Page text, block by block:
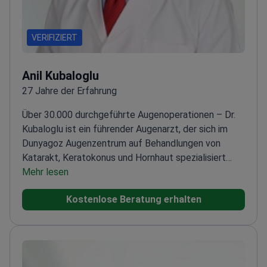
VERIFIZIERT
Anil Kubaloglu
27 Jahre der Erfahrung
Über 30.000 durchgeführte Augenoperationen – Dr.
Kubaloglu ist ein führender Augenarzt, der sich im
Dunyagoz Augenzentrum auf Behandlungen von
Katarakt, Keratokonus und Hornhaut spezialisiert
hat. Über 20 Jahre Erfahrung in der
Laser- und RefraktivchirurgieÜber 100
AugenchirurgieMitglied in angesehenen
Mehr lesen
Kostenlose Beratung erhalten